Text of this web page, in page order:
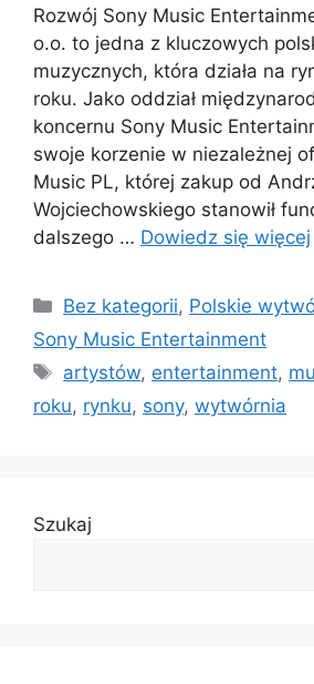
Rozwój Sony Music
o.o. to jedna z kluczowych
muzycznych, która działa na
roku. Jako oddział
koncernu Sony Music
swoje korzenie w niezależnej
Music PL, której zakup od
Wojciechowskiego stanowił
dalszego … Dowiedz się więcej
Kategorie
Bez kategorii, Polskie
Sony Music Entertainment
Tagi
artystów, entertainment,
roku, rynku, sony, wytwórnia
Szukaj